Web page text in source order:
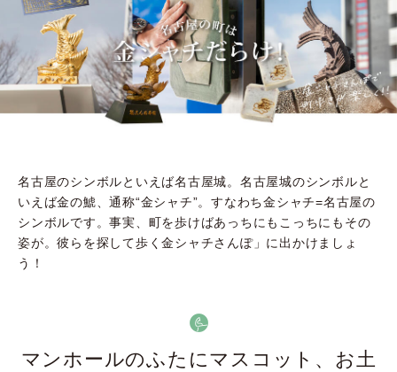
名古屋のシンボルといえば名古屋城。名古屋城のシンボルと
いえば金の鯱、通称“金シャチ”。すなわち金シャチ=名古屋の
シンボルです。事実、町を歩けばあっちにもこっちにもその
姿が。彼らを探して歩く金シャチさんぽ」に出かけましょ
う！
マンホールのふたにマスコット、お土